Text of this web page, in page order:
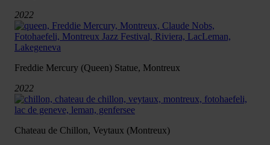
2022
Freddie Mercury (Queen) Statue, Montreux
2022
Chateau de Chillon, Veytaux (Montreux)